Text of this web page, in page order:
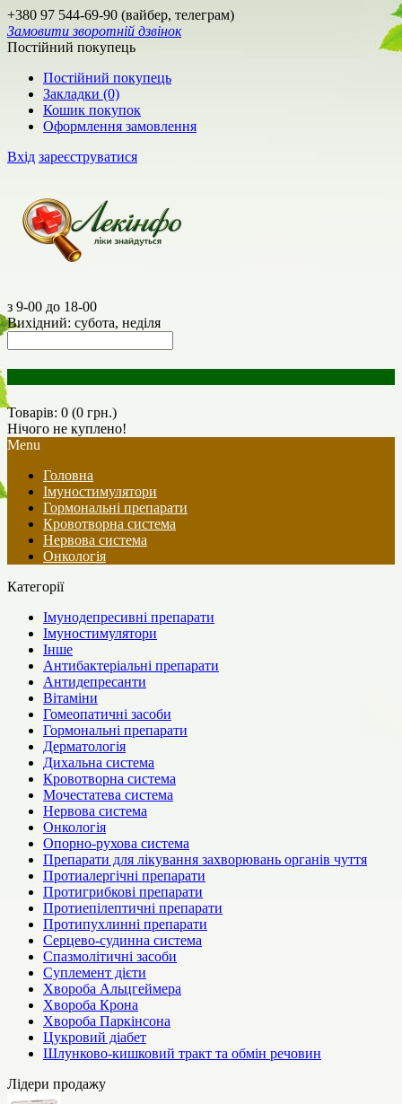
+380 97 544-69-90 (вайбер, телеграм)
Замовити зворотній дзвінок
Постійний покупець
Постійний покупець
Закладки (0)
Кошик покупок
Оформлення замовлення
Вхід зареєструватися
з 9-00 до 18-00
Вихідний: субота, неділя
Товарів: 0 (0 грн.)
Нічого не куплено!
Menu
Головна
Імуностимулятори
Гормональні препарати
Кровотворна система
Нервова система
Онкологія
Категорії
Імунодепресивні препарати
Імуностимулятори
Інше
Антибактеріальні препарати
Антидепресанти
Вітаміни
Гомеопатичні засоби
Гормональні препарати
Дерматологія
Дихальна система
Кровотворна система
Мочестатева система
Нервова система
Онкологія
Опорно-рухова система
Препарати для лікування захворювань органів чуття
Протиалергічні препарати
Протигрибкові препарати
Протиепілептичні препарати
Протипухлинні препарати
Серцево-судинна система
Спазмолітичні засоби
Суплемент дієти
Хвороба Альцгеймера
Хвороба Крона
Хвороба Паркінсона
Цукровий діабет
Шлунково-кишковий тракт та обмін речовин
Лідери продажу